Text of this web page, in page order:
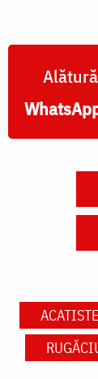
ACATISTE